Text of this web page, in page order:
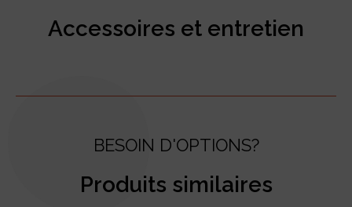
Accessoires et entretien
BESOIN D'OPTIONS?
Produits similaires